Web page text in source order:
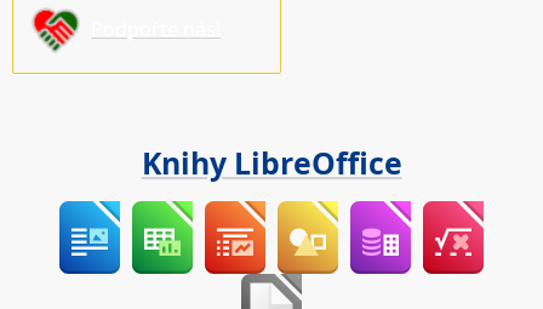
Knihy LibreOffice